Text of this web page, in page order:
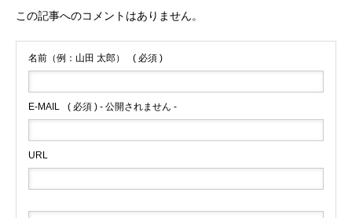
この記事へのコメントはありません。
名前（例：山田 太郎） ( 必須 )
E-MAIL ( 必須 ) - 公開されません -
URL